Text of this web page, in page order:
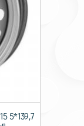
5*139,7